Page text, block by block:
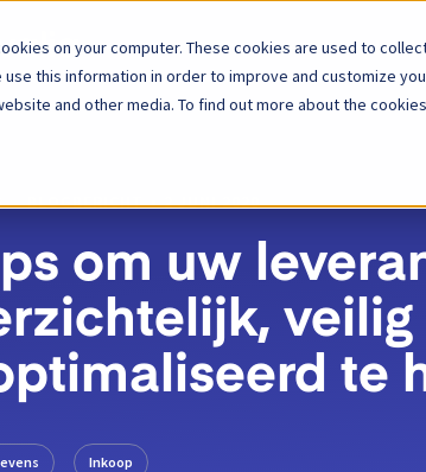
on your computer. These cookies are used to
use this information in order to improve and customize
and other media. To find out more about the
Platform
BLOGBERICHT 2 JUNI 2020
om uw
veilig
te
Inkoop